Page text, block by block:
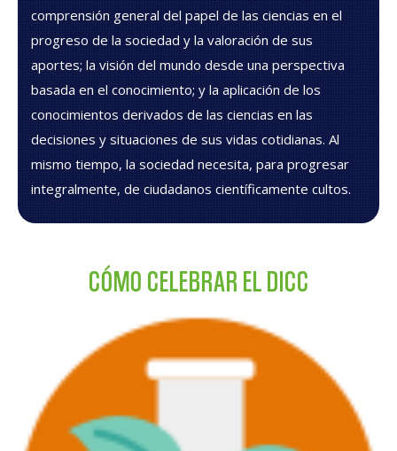
comprensión general del papel de las ciencias en el
progreso de la sociedad y la valoración de sus
aportes; la visión del mundo desde una perspectiva
basada en el conocimiento; y la aplicación de los
conocimientos derivados de las ciencias en las
decisiones y situaciones de sus vidas cotidianas. Al
mismo tiempo, la sociedad necesita, para progresar
integralmente, de ciudadanos científicamente cultos.
CÓMO CELEBRAR EL DICC